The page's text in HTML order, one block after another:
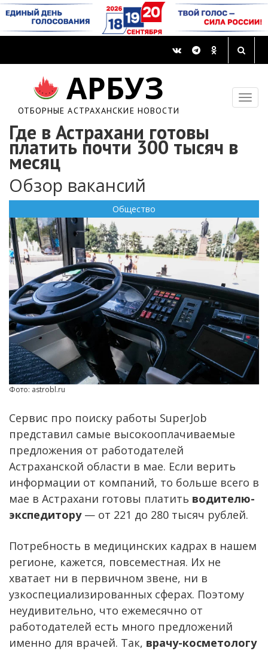
АРБУЗ
ОТБОРНЫЕ АСТРАХАНСКИЕ НОВОСТИ
Где в Астрахани готовы
платить почти 300 тысяч в
месяц
Обзор вакансий
Общество
Фото: astrobl.ru
Сервис про поиску работы SuperJob
представил самые высокооплачиваемые
предложения от работодателей
Астраханской области в мае. Если верить
информации от компаний, то больше всего в
мае в Астрахани готовы платить водителю-
экспедитору— от 221 до 280 тысяч рублей.
Потребность в медицинских кадрах в нашем
регионе, кажется, повсеместная. Их не
хватает ни в первичном звене, ни в
узкоспециализированных сферах. Поэтому
неудивительно, что ежемесячно от
работодателей есть много предложений
именно для врачей. Так, врачу-косметологу